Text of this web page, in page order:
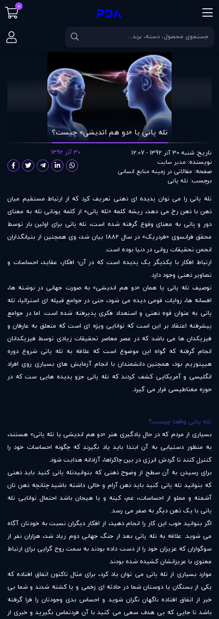
صفحه اصلی مقالات تله پاتی يا «دو هم انديشی» چيست؟
تله پاتی يا «دو هم انديشی» چيست؟
تاریخ: شنبه 30 آذر 1392 - 12:07
نویسنده: مدير سايت
صفحه: مقالاتی در زمينه منابع انسانی
برچسب: تله پاتی
30 آذر 1392
تله پاتی را می توان پدیده ای ذهنی تعریف کرد که از ارتباط مستقیم میان
ذهن با ذهن رخ می دهد، ریشه کلمه «تله پاتی» از کلمه یونانی تله به معنای
دور و پاتی به معنای وقوع گرفته شده است، تله پاتی برای اولین بار توسط
محقق فرانسوی «فردریک» در سال 1882 بیان شد، وی همچنین از بنیانگذاران
انجمن تحقیقات روانی در دنیا بوده است.
ارتباط افکار با یکدیگر یک پدیده است که در آن؛ افکار، عقاید، احساسات و
تصاویر ذهنی وجود دارد.
توصیف تله پاتی یا همان «دو هم اندیشی» به صورت جهانی در نوشته ها،
افسانه ها، روایات قومی دیده می شود، حتی در جوامع قبیله ای استرالیا، تله
پاتی به عنوان قوه ذهنی و استعداد فکری پذیرفته شده است. اما در جوامع
پیشرفته اعتقاد بر این است که توانایی ویژه ای است که متعلق به عارفان و
فیزیکدان ها می باشد که در عصر معاصر تحقیقات زیادی توسط فیزیکدانان
انجام گرفته که گواه این موضوع است که علاقه به تله پاتی شروع دوره
هیپتوزیم بود، همچنین دانشمندان با انجام آزمایش های بسیاری روی افراد
انگلیسی و آمریکایی کشف کردند که تله پاتی جزو پدیده هایی ست که در
حوزه مغناطیسی قرار می گیرد.
تله پاتی واقعا چیست؟
بسیاری از مردم که در حال یادگیری هنر «دو هم اندیشی یا تله پاتی» هستند،
به منظور دستیابی به آن ابتدا باید یاد بگیرند که چگونه احساسات خود را
کنترل کنند تا گردش انرژی در بین چاکراها، آزادانه هدایت شود.
برای رسیدن به آن سطح از وضوح ذهنی که بتوانیدتله پاتی کنید باید ذهنی
که بتوانید تله پاتی کنید باید ذهن آرام و خالی داشته باشید چنانچه ذهن تان
آشفته و مملو از احساسات، غم، کینه و یا هیجان باشد احتمال توانایی تله
پاتی با یک ذهن دیگر به صفر می رسد.
اگر بتوانید خوب این کار را انجام دهید، از افکار دیگران نسبت به خودتان آگاه
می شوید. علاقه به تله پاتی بعد از جنگ جهانی دوم زیاد شد، هزاران نفر از
سوگواران که عزیزان خود را از دست داده بودند به سمت روح گرایی برای ارتباط
معنوی با عزیزانشان کشیده شده بودند.
موارد بسیاری از تله پاتی می توان یاد کرد، برای مثال تاکنون اتفاق افتاده که
یکی از بستگان یا دوستان شما در حادثه ای زخمی و یا کشته شدند و شما بی
خبر از اتفاق افتاده ناگهان نگران شوید و احساس بدی وجودتان را فرا گرفته
باشد تا جایی که بی هدف سعی می کنید با آن فردتماس بگیرید و خبری از
0